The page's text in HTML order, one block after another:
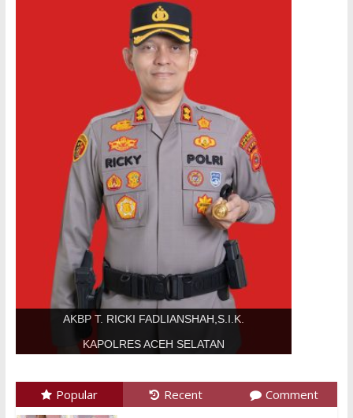
AKBP T. RICKI FADLIANSHAH,S.I.K.
KAPOLRES ACEH SELATAN
Popular Recent Comment